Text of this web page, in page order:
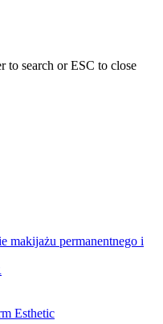
to search or ESC to close
makijażu permanentnego i
Esthetic